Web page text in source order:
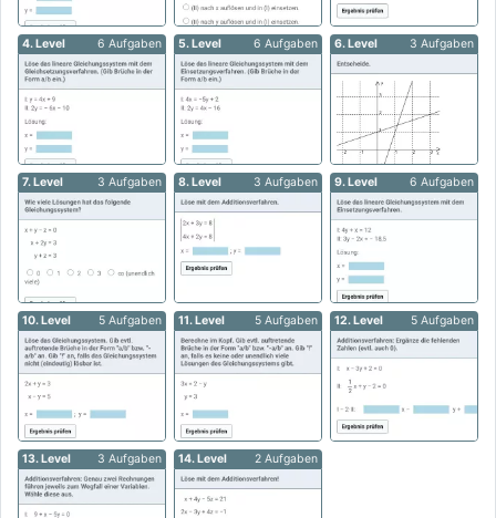
4. Level 6 Aufgaben 5. Level 6 Aufgaben 6. Level 3 Aufgaben
7. Level 3 Aufgaben 8. Level 3 Aufgaben 9. Level 6 Aufgaben
10. Level 5 Aufgaben 11. Level 5 Aufgaben 12. Level 5 Aufgaben
13. Level 3 Aufgaben 14. Level 2 Aufgaben